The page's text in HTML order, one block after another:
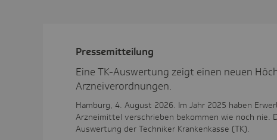
Pres­se­mit­tei­lung
Eine TK-Auswertung zeigt einen neuen
Arzneiverordnungen.
Hamburg, 4. August 2026. Im Jahr 2025 haben
Arzneimittel verschrieben bekommen wie noch nie.
Auswertung der Techniker Krankenkasse (TK).